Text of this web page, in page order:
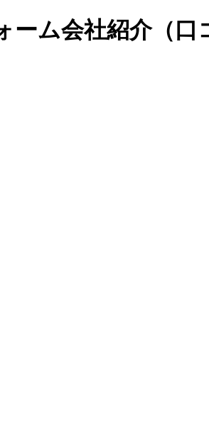
ム会社紹介（口